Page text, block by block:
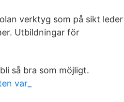
verktyg som på sikt leder
Utbildningar för
så bra som möjligt.
var_